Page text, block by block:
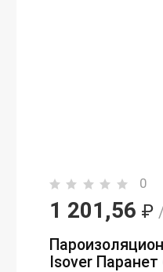
0
1 201,56 ₽
Isover